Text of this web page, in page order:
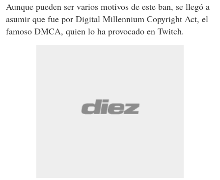
Aunque pueden ser varios motivos de este ban, se llegó a
asumir que fue por Digital Millennium Copyright Act, el
famoso DMCA, quien lo ha provocado en Twitch.